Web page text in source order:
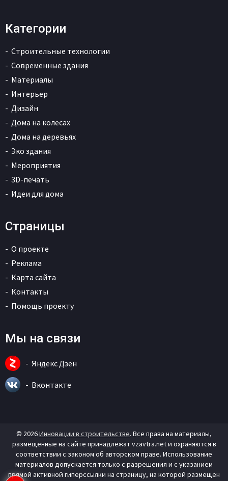
Категории
Строительные технологии
Современные здания
Материалы
Интерьер
Дизайн
Дома на колесах
Дома на деревьях
Эко здания
Мероприятия
3D-печать
Идеи для дома
Страницы
О проекте
Реклама
Карта сайта
Контакты
Помощь проекту
Мы на связи
Яндекс Дзен
Вконтакте
© 2026Инновации в строительстве. Все права на материалы,
размещенные на сайте принадлежат vzavtra.net и охраняются в
соответствии с законом об авторском праве. Использование
материалов допускается только с разрешения и с указанием
прямой активной гиперссылки на страницу, на которой размещен